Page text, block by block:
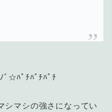
☆ﾊﾟﾁﾊﾟﾁﾊﾟﾁ
シマシの強さになってい